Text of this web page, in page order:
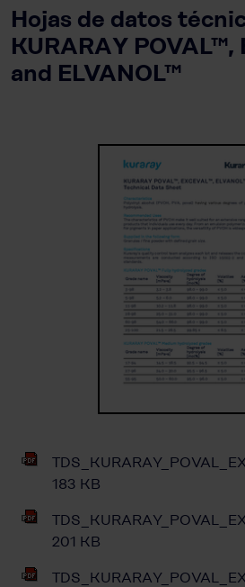
Hojas de datos
KURARAY POVAL™,
and ELVANOL™
183 KB
201 KB